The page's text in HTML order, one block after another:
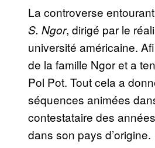
La controverse
S. Ngor, dirigé par le
université américaine.
de la famille Ngor et a
Pol Pot. Tout cela a
séquences animées
contestataire des
dans son pays d’origine.